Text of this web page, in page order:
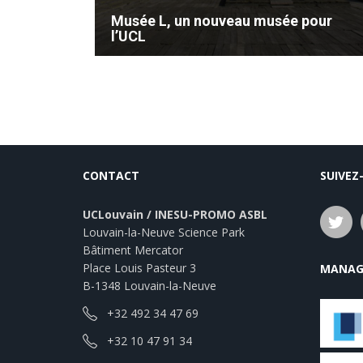
Musée L, un nouveau musée pour
l’UCL
CONTACT
UCLouvain / INESU-PROMO ASBL
Louvain-la-Neuve Science Park
Bâtiment Mercator
Place Louis Pasteur 3
B-1348 Louvain-la-Neuve
+32 492 34 47 69
+32 10 47 91 34